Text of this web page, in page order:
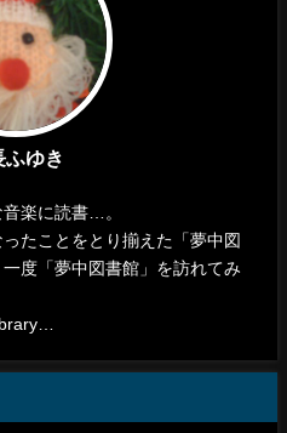
ふゆき
楽に読書…。
たことをとり揃えた「夢中図
度「夢中図書館」を訪れてみ